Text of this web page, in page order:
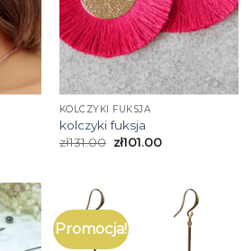
KOLCZYKI FUKSJA
kolczyki fuksja
zł131.00 zł101.00
Promocja!